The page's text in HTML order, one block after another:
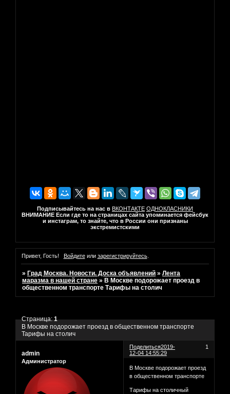
Подписывайтесь на нас в ВКОНТАКТЕ ОДНОКЛАСНИКИ
ВНИМАНИЕ Если где то на страницах сайта упоминается фейсбук
и инстаграм, то знайте, что в России они признаны
экстремистскими
Привет, Гость! Войдитеили зарегистрируйтесь.
» Град Москва. Новости. Доска объявлений »Лента
маразма в нашей стране » В Москве подорожает проезд в
общественном транспорте Тарифы на столич
В Москве подорожает проезд в общественном транспорте
Тарифы на столич
Страница:1
Поделиться 1
2019-
12-04 14:55:29
admin
Администратор
В Москве подорожает проезд
в общественном транспорте
Тарифы на столичный